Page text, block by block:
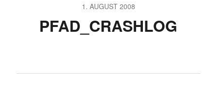
1. AUGUST 2008
PFAD_CRASHLOG